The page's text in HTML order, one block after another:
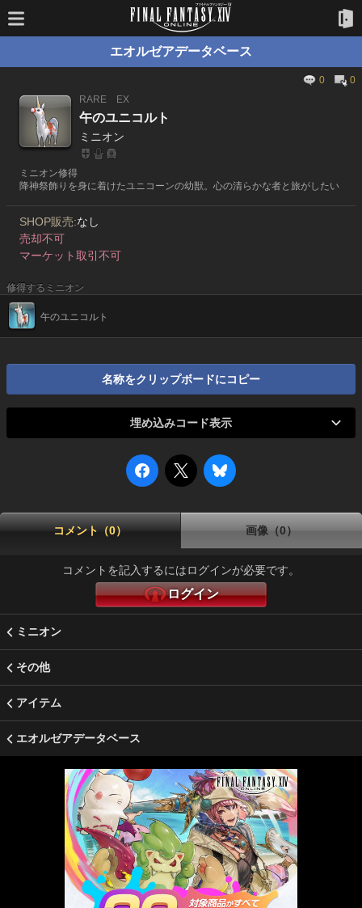
エオルゼアデータベース
0
0
RARE
EX
午のユニコルト
ミニオン
ミニオン修得
降神祭飾りを身に着けたユニコーンの幼獣。心の清らかな者と旅がしたい
SHOP販売:なし
売却不可
マーケット取引不可
修得するミニオン
午のユニコルト
名称をクリップボードにコピー
埋め込みコード表示
コメント（0） 画像（0）
コメントを記入するにはログインが必要です。
ログイン
ミニオン
その他
アイテム
エオルゼアデータベース